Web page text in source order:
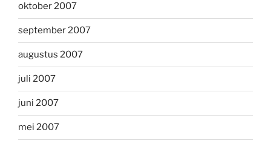
oktober 2007
september 2007
augustus 2007
juli 2007
juni 2007
mei 2007